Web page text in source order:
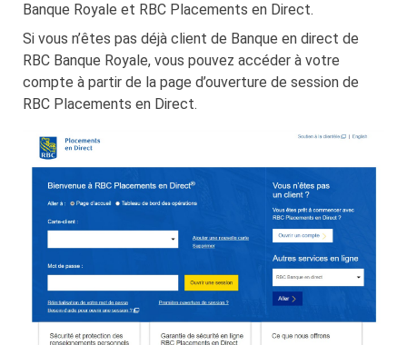
Banque Royale et RBC Placements en Direct.
Si vous n’êtes pas déjà client de Banque en direct de
RBC Banque Royale, vous pouvez accéder à votre
compte à partir de la page d’ouverture de session de
RBC Placements en Direct.